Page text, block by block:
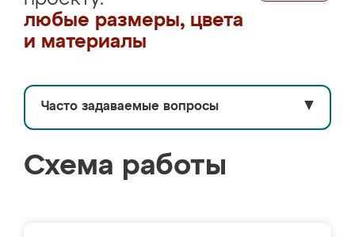
любые размеры, цвета
и материалы
Часто задаваемые вопросы ▼
Схема работы